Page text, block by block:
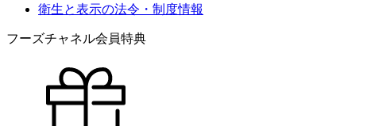
衛生と表示の法令・制度情報
フーズチャネル会員特典